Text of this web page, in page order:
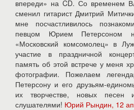
впереди» на CD. Со временем
сменил гитарист Дмитрий
мне посчастливилось
певцом Юрием Петерсоном
«Московский комсомолец» в
участие в праздничной
память об этой встрече у меня
фотографии. Пожелаем
Петерсону и его друзьям-
их творчестве, новых песен
слушателями! Юрий Рындин, 12